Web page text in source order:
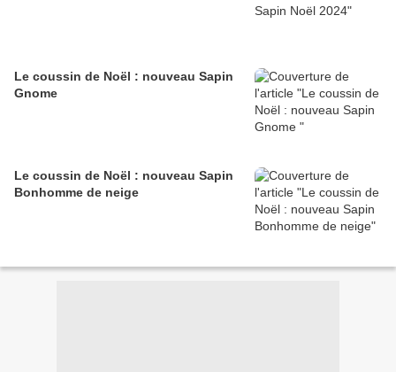
Le coussin de Noël : nouveau Sapin
Gnome
Le coussin de Noël : nouveau Sapin
Bonhomme de neige